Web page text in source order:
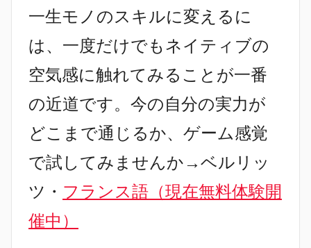
一生モノのスキルに変えるに
は、一度だけでもネイティブの
空気感に触れてみることが一番
の近道です。今の自分の実力が
どこまで通じるか、ゲーム感覚
で試してみませんか→ベルリッ
ツ・ フランス語（現在無料体験開
催中）